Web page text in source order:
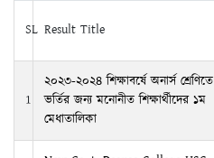
SL Result Title
1
২০২৩-২০২৪ শিক্ষাবর্ষে অনার্স শ্রেণিতে
ভর্তির জন্য মনোনীত শিক্ষার্থীদের ১ম
মেধাতালিকা